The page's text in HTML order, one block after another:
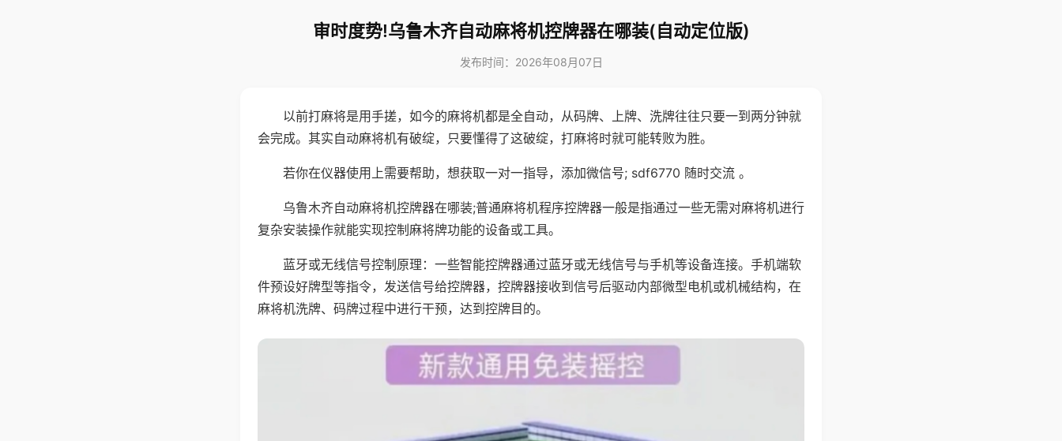
审时度势!乌鲁木齐自动麻将机控牌器在哪装(自动定位版)
发布时间：2026年08月07日
以前打麻将是用手搓，如今的麻将机都是全自动，从码牌、上牌、洗牌往往只要一到两分钟就
会完成。其实自动麻将机有破绽，只要懂得了这破绽，打麻将时就可能转败为胜。
若你在仪器使用上需要帮助，想获取一对一指导，添加微信号; sdf6770 随时交流 。
乌鲁木齐自动麻将机控牌器在哪装;普通麻将机程序控牌器一般是指通过一些无需对麻将机进行
复杂安装操作就能实现控制麻将牌功能的设备或工具。
蓝牙或无线信号控制原理：一些智能控牌器通过蓝牙或无线信号与手机等设备连接。手机端软
件预设好牌型等指令，发送信号给控牌器，控牌器接收到信号后驱动内部微型电机或机械结构，在
麻将机洗牌、码牌过程中进行干预，达到控牌目的。